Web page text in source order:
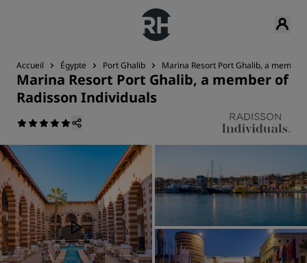
Accueil Égypte Port Ghalib Marina Resort Port Ghalib, a
Marina Resort Port Ghalib, a member of
Radisson Individuals